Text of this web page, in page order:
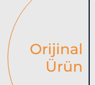
Orijinal
Ürün